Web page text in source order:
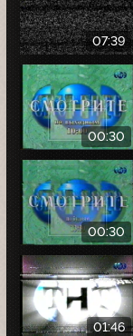
07:39
00:30
00:30
01:46